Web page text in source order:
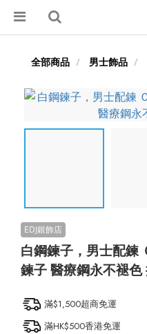
全部商品 男士飾品
白鋼鍊子，男士配鍊
鍊子 醫療鋼永不褪色
滿$1,500超商免運
滿HK$500香港免運